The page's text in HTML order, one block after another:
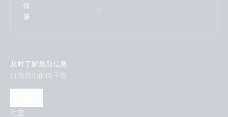
保
修
及时了解最新信息
订阅我们的电子报
社交